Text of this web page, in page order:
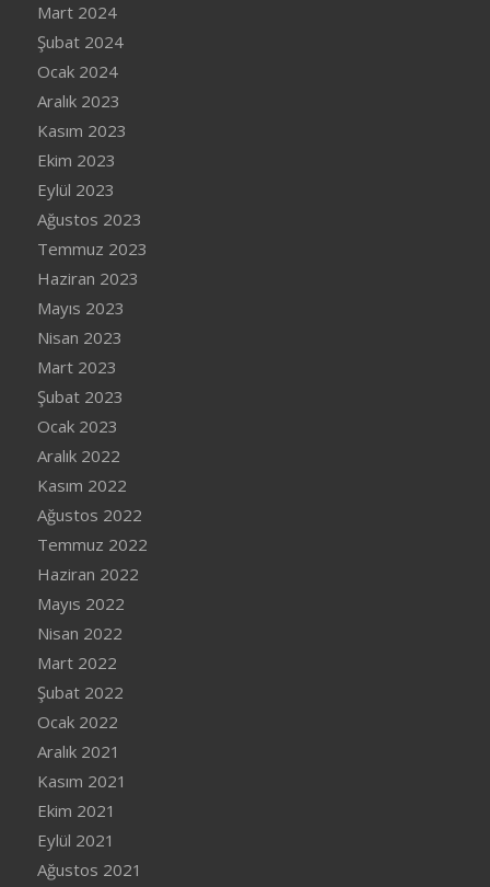
Mart 2024
Şubat 2024
Ocak 2024
Aralık 2023
Kasım 2023
Ekim 2023
Eylül 2023
Ağustos 2023
Temmuz 2023
Haziran 2023
Mayıs 2023
Nisan 2023
Mart 2023
Şubat 2023
Ocak 2023
Aralık 2022
Kasım 2022
Ağustos 2022
Temmuz 2022
Haziran 2022
Mayıs 2022
Nisan 2022
Mart 2022
Şubat 2022
Ocak 2022
Aralık 2021
Kasım 2021
Ekim 2021
Eylül 2021
Ağustos 2021